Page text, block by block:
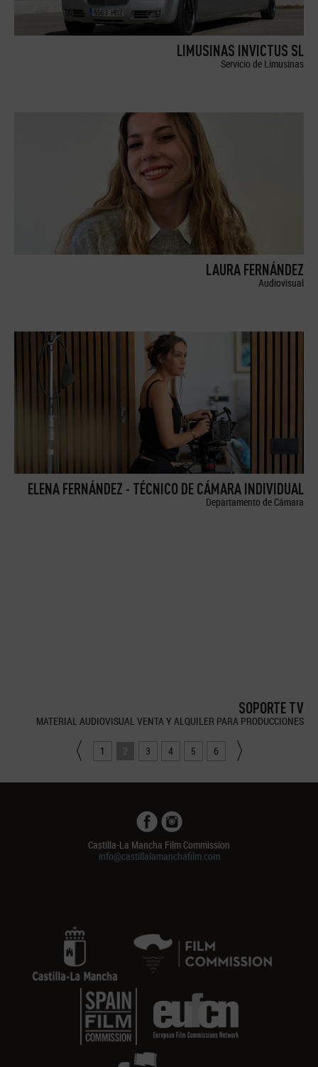
LIMUSINAS INVICTUS SL
Servicio de Limusinas
LAURA FERNÁNDEZ
Audiovisual
ELENA FERNÁNDEZ - TÉCNICO DE CÁMARA INDIVIDUAL
Departamento de Cámara
SOPORTE TV
MATERIAL AUDIOVISUAL VENTA Y ALQUILER PARA PRODUCCIONES
1 2 3 4 5 6
Castilla-La Mancha Film Commission
info@castillalamanchafilm.com